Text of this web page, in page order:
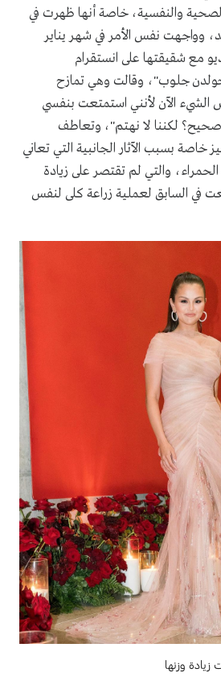
والنفسية، خاصة أنها ظهرت في
وواجهت نفس الأمر في شهر يناير
مع شقيقتها على انستقرام
جلوب"، وقالت وهي تمازح
الشيء الآن لأنني استمتعت بنفسي
صحيح؟ لكننا لا نهتم"، وتعاطف
خاصة بسبب الآثار الجانبية التي تعاني
والتي لم تقتصر على زيادة
في السابق لعملية زراعة كلى لنفس
زيادة وزنها